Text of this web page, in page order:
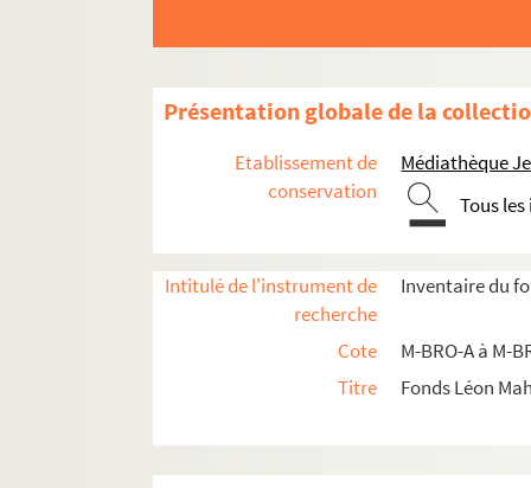
Présentation globale de la
Etablissement de
conservation
Médiathèque
Tous
Intitulé de l'instrument de
recherche
Inventaire du
Cote
M-BRO-A à M-
Titre
Fonds Léon
M-BRO. Brochures du fonds Mahieu
M-DOC. Documents du fonds Mahieu
M-DOC-2. Ancien régime et République
M-DOC-3. Empire et Restauration
M-DOC-4. Fêtes de Lille (1564-1840)
M-DOC-5. Fêtes de Lille (1841-1869)